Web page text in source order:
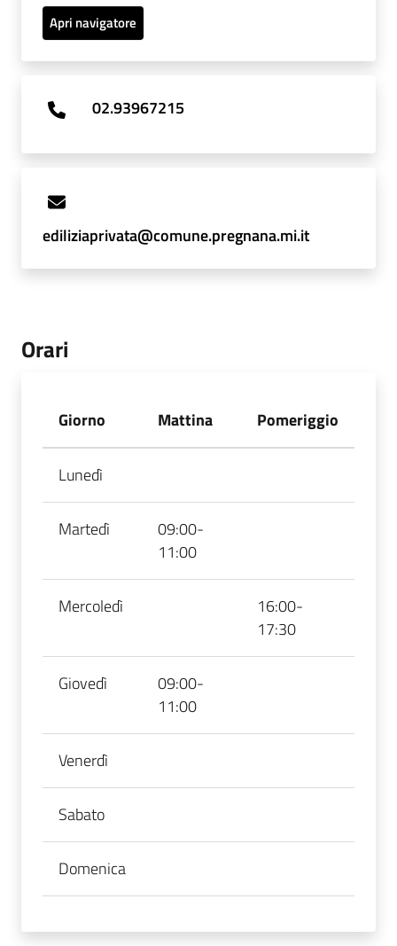
Apri navigatore
02.93967215
ediliziaprivata@comune.pregnana.mi.it
Orari
Giorno Mattina Pomeriggio
Lunedì
Martedì
09:00-
11:00
Mercoledì
16:00-
17:30
Giovedì
09:00-
11:00
Venerdì
Sabato
Domenica